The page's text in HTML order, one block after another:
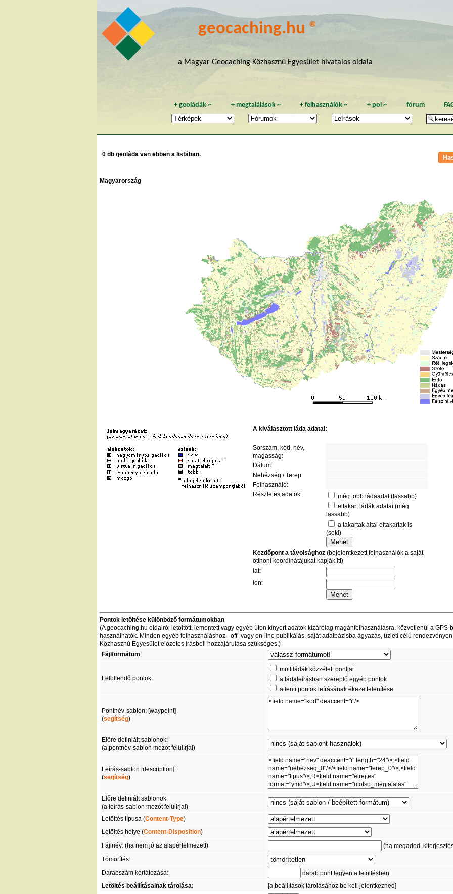
geocaching.hu ®
a Magyar Geocaching Közhasznú Egyesület hivatalos oldala
+geoládák ~ + megtalálások~ +felhasználók ~ + poi~ fórum
0 db geoláda van ebben a listában.
Magyarország
A kiválasztott láda adatai:
Sorszám, kód, név,
magasság:
Dátum:
Nehézség / Terep:
Felhasználó:
Részletes adatok:
még több ládaadat (lassabb)
eltakart ládák adatai (még
lassabb)
a takartak által eltakartak is
(sok!)
Kezdőpont a távolsághoz (bejelentkezett felhasználók a saját
otthoni koordinátájukat kapják itt)
lat:
lon:
Pontok letöltése különböző formátumokban
(A geocaching.hu oldalról letöltött, lementett vagy egyéb úton kinyert adatok kizárólag magánfelhasználásra, közvetlenül a
használhatók. Minden egyéb felhasználáshoz - off- vagy on-line publikálás, saját adatbázisba ágyazás, üzleti célú
Közhasznú Egyesület előzetes írásbeli hozzájárulása szükséges.)
Fájlformátum:
Letöltendő pontok:
multiládák közzétett pontjai
a ládaleírásban szereplő egyéb pontok
a fenti pontok leírásának ékezettelenítése
Pontnév-sablon: [waypoint]
(segítség)
Előre definiált sablonok:
(a pontnév-sablon mezőt felülírja!)
Leírás-sablon [description]:
(segítség)
Előre definiált sablonok:
(a leírás-sablon mezőt felülírja!)
Letöltés típusa (Content-Type)
Letöltés helye (Content-Disposition)
Fájlnév: (ha nem jó az alapértelmezett)
(ha megadod,
Tömörítés:
Darabszám korlátozása:
darab pont legyen a letöltésben
Letöltés beállításainak tárolása: [a beállítások tárolásához be kell jelentkezned]